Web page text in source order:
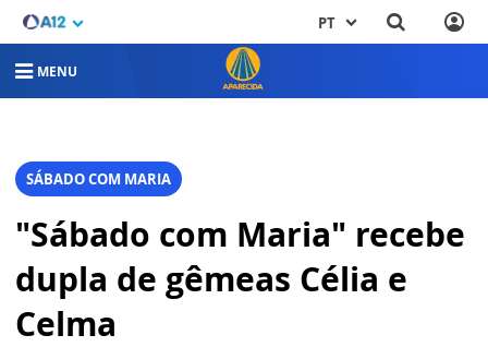
PT
MENU
SÁBADO COM MARIA
"Sábado com Maria" recebe
dupla de gêmeas Célia e
Celma